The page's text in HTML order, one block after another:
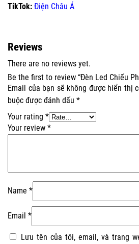
TikTok: Điện Châu Á
Reviews
There are no reviews yet.
Be the first to review “Đèn Led Chiếu
Email của bạn sẽ không được hiển thị
buộc được đánh dấu *
Your rating *
Your review *
Name *
Email *
Lưu tên của tôi, email, và trang